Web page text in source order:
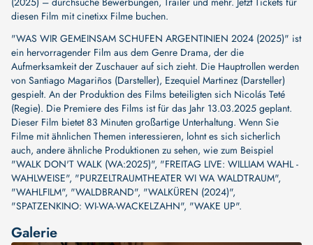
diesen Film mit cinetixx Filme buchen.
"WAS WIR GEMEINSAM SCHUFEN ARGENTINIEN 2024 (2025)" ist
ein hervorragender Film aus dem Genre Drama, der die
Aufmerksamkeit der Zuschauer auf sich zieht. Die Hauptrollen werden
von Santiago Magariños (Darsteller), Ezequiel Martinez (Darsteller)
gespielt. An der Produktion des Films beteiligten sich Nicolás Teté
(Regie). Die Premiere des Films ist für das Jahr 13.03.2025 geplant.
Dieser Film bietet 83 Minuten großartige Unterhaltung. Wenn Sie
Filme mit ähnlichen Themen interessieren, lohnt es sich sicherlich
auch, andere ähnliche Produktionen zu sehen, wie zum Beispiel
"WALK DON'T WALK (WA:2025)", "FREITAG LIVE: WILLIAM WAHL -
WAHLWEISE", "PURZELTRAUMTHEATER WI WA WALDTRAUM",
"WAHLFILM", "WALDBRAND", "WALKÜREN (2024)",
"SPATZENKINO: WI-WA-WACKELZAHN", "WAKE UP".
Galerie